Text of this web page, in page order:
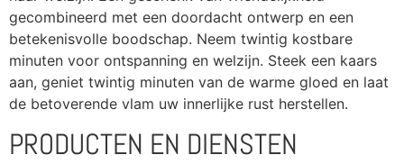
gecombineerd met een doordacht ontwerp en een
betekenisvolle boodschap. Neem twintig kostbare
minuten voor ontspanning en welzijn. Steek een kaars
aan, geniet twintig minuten van de warme gloed en laat
de betoverende vlam uw innerlijke rust herstellen.
PRODUCTEN EN DIENSTEN